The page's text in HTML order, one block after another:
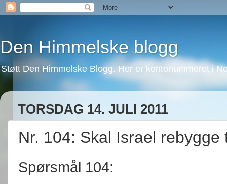
Den Himmelske blogg
Støtt Den Himmelske Blogg. Her er kontonummeret i
TORSDAG 14. JULI 2011
Nr. 104: Skal Israel rebygge
Spørsmål 104: